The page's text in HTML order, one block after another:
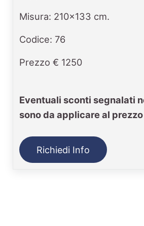
Misura: 210x133 cm.
Codice: 76
Prezzo € 1250
Eventuali sconti segnalati
sono da applicare al
Richiedi Info